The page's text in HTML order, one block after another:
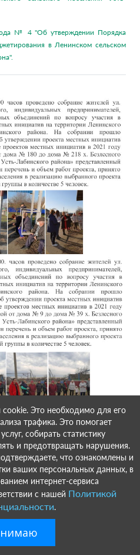
№ 4 "Об утверждении Порядка
в Ленинском сельском
сельского поселения!
края реализуется проект
инициатив». Его суть в
важных для сельских
основе выделяются краевые
территории в программе во
Это необходимо для его
трафика. Это помогает
собирать статистику
и предотвращать нарушения.
что ознакомлены и
ваших персональных данных, в
интернет-сервиса
с нашей Политикой
.